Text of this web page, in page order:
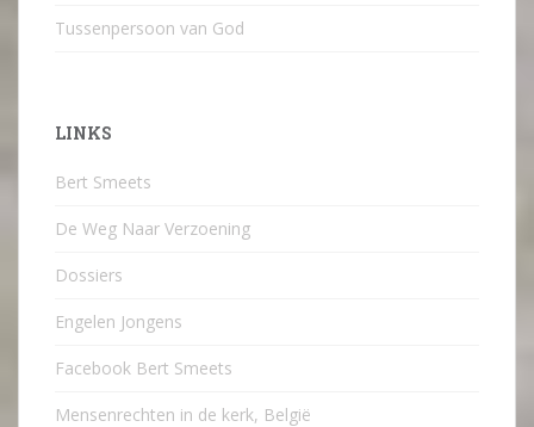
Tussenpersoon van God
LINKS
Bert Smeets
De Weg Naar Verzoening
Dossiers
Engelen Jongens
Facebook Bert Smeets
Mensenrechten in de kerk, België